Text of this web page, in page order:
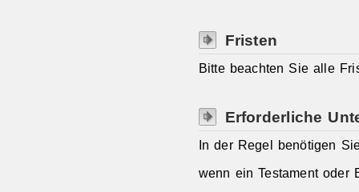
Fristen
Bitte beachten Sie alle
Erforderliche
In der Regel benötigen
wenn ein Testament oder